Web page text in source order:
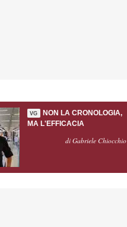
VG
NON LA CRONOLOGIA,
MA L'EFFICACIA
di Gabriele Chiocchio